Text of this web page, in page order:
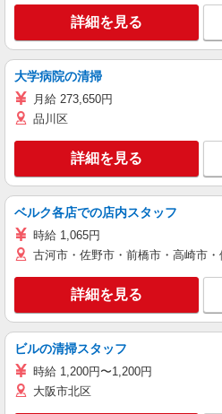
詳細を見る
大学病院の清掃
月給 273,650円
品川区
詳細を見る
ベルク各店での店内スタッフ
時給 1,065円
古河市・佐野市・前橋市・高崎市
詳細を見る
ビルの清掃スタッフ
時給 1,200円〜1,200円
大阪市北区